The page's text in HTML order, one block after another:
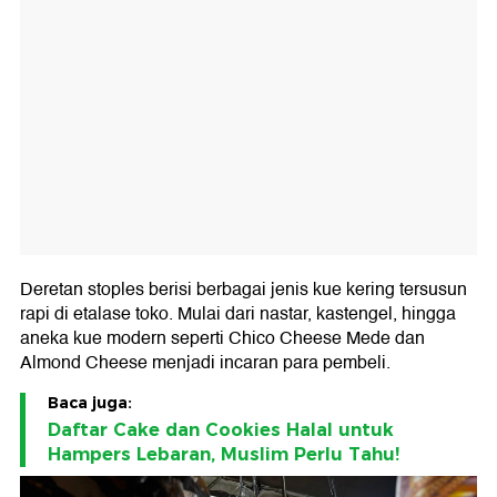
Deretan stoples berisi berbagai jenis kue kering tersusun
rapi di etalase toko. Mulai dari nastar, kastengel, hingga
aneka kue modern seperti Chico Cheese Mede dan
Almond Cheese menjadi incaran para pembeli.
Baca juga:
Daftar Cake dan Cookies Halal untuk
Hampers Lebaran, Muslim Perlu Tahu!